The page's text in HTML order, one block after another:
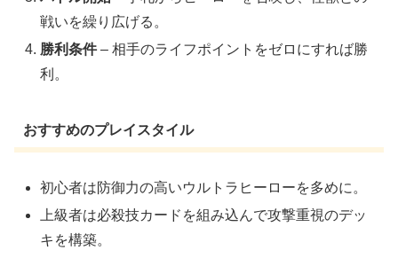
戦いを繰り広げる。
勝利条件– 相手のライフポイントをゼロにすれば勝
利。
おすすめのプレイスタイル
初心者は防御力の高いウルトラヒーローを多めに。
上級者は必殺技カードを組み込んで攻撃重視のデッ
キを構築。